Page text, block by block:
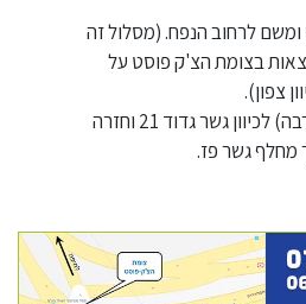
לרחוב הנפח. (מסלול זה
הנמצאות בצומת הצ'ק פוסט על
צפון).
המשך נסיעה ישר (מערבה) לכיוון גשר גדוד 21 וחזרה
גשר פז.